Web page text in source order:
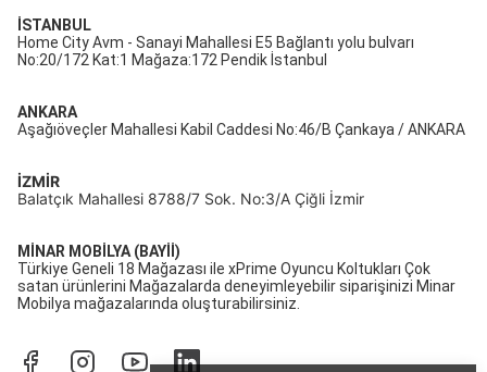
İSTANBUL
Home City Avm - Sanayi Mahallesi E5 Bağlantı yolu bulvarı
No:20/172 Kat:1 Mağaza:172 Pendik İstanbul
ANKARA
Aşağıöveçler Mahallesi Kabil Caddesi No:46/B Çankaya / ANKARA
İZMİR
Balatçık Mahallesi 8788/7 Sok. No:3/A Çiğli İzmir
MİNAR MOBİLYA (BAYİİ)
Türkiye Geneli 18 Mağazası ile xPrime Oyuncu Koltukları Çok
satan ürünlerini Mağazalarda deneyimleyebilir siparişinizi Minar
Mobilya mağazalarında oluşturabilirsiniz.